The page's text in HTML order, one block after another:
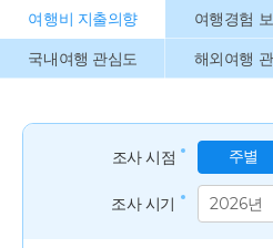
여행비 지출의향 여행경험
국내여행 관심도
해외여행
조사 시점 주별
조사 시기